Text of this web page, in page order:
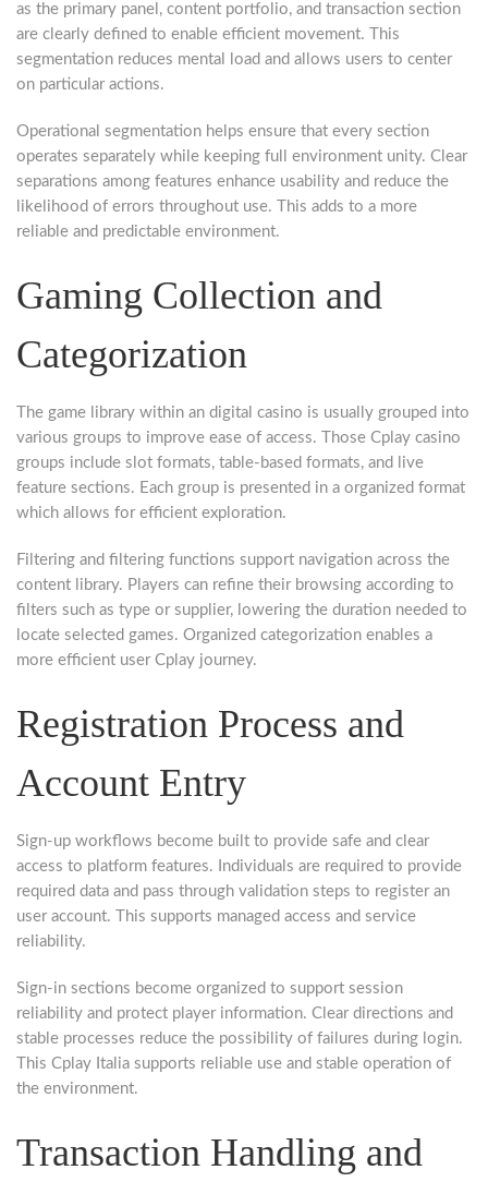
as the primary panel, content portfolio, and transaction section
are clearly defined to enable efficient movement. This
segmentation reduces mental load and allows users to center
on particular actions.
Operational segmentation helps ensure that every section
operates separately while keeping full environment unity. Clear
separations among features enhance usability and reduce the
likelihood of errors throughout use. This adds to a more
reliable and predictable environment.
Gaming Collection and
Categorization
The game library within an digital casino is usually grouped into
various groups to improve ease of access. Those Cplay casino
groups include slot formats, table-based formats, and live
feature sections. Each group is presented in a organized format
which allows for efficient exploration.
Filtering and filtering functions support navigation across the
content library. Players can refine their browsing according to
filters such as type or supplier, lowering the duration needed to
locate selected games. Organized categorization enables a
more efficient user Cplay journey.
Registration Process and
Account Entry
Sign-up workflows become built to provide safe and clear
access to platform features. Individuals are required to provide
required data and pass through validation steps to register an
user account. This supports managed access and service
reliability.
Sign-in sections become organized to support session
reliability and protect player information. Clear directions and
stable processes reduce the possibility of failures during login.
This Cplay Italia supports reliable use and stable operation of
the environment.
Transaction Handling and